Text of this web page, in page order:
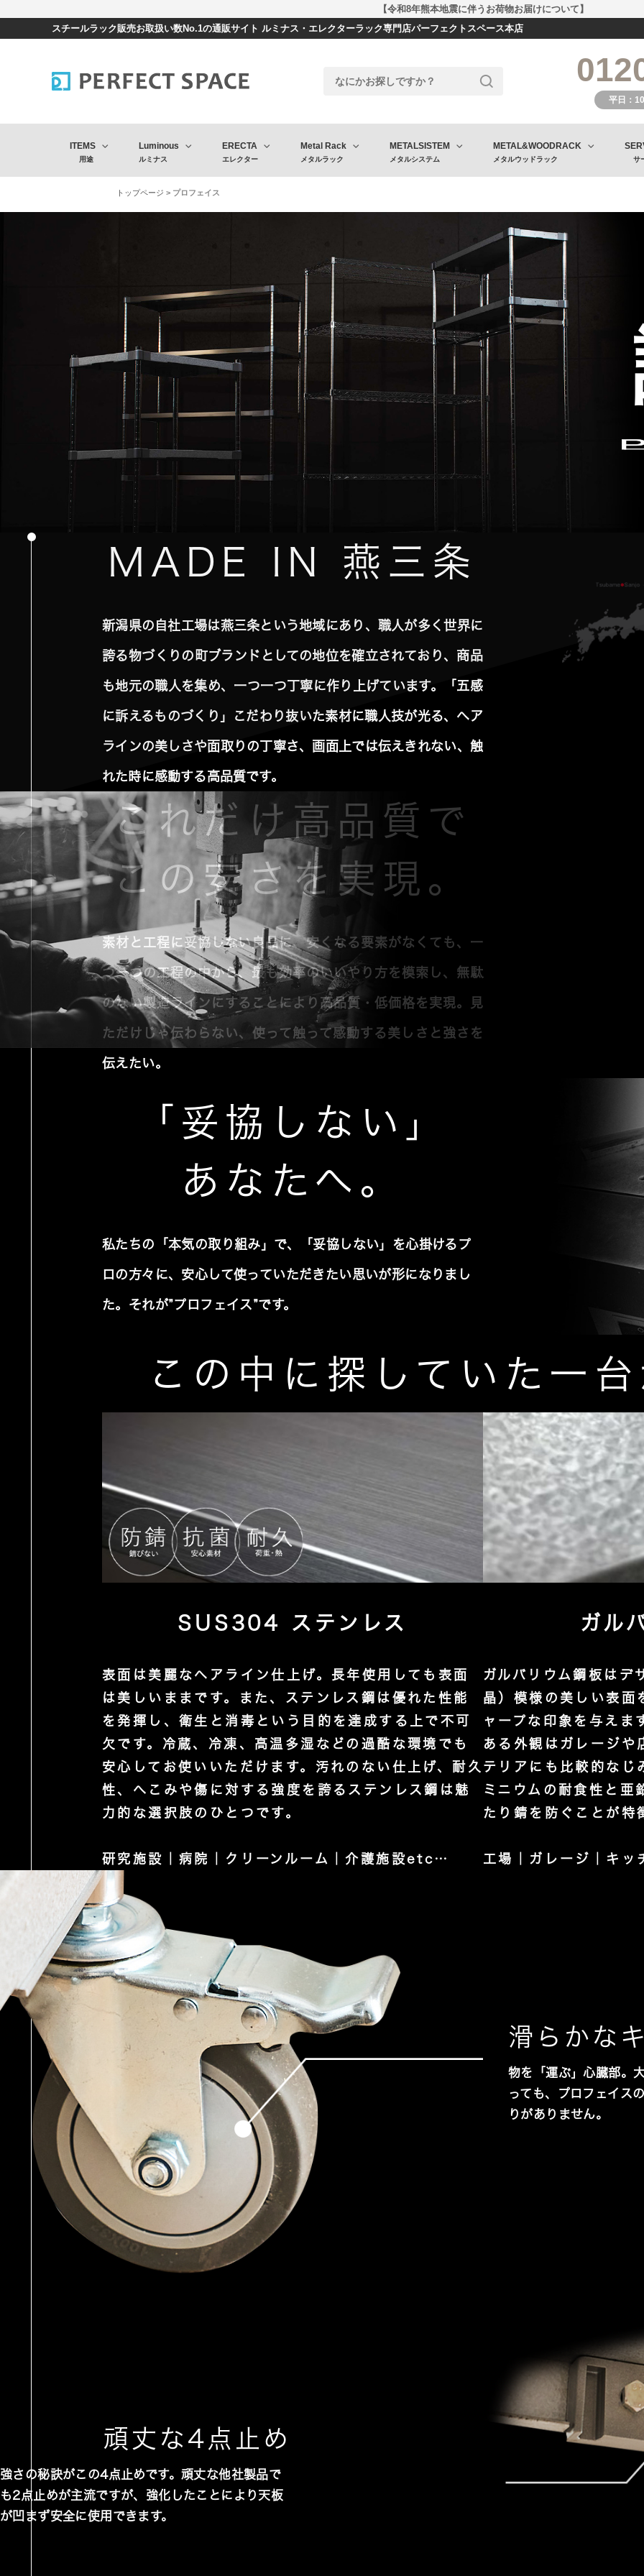
【令和8年熊本地震に伴うお荷物お届けについて】
スチールラック販売お取扱い数No.1の通販サイト ルミナス・エレクターラック専門店パーフェクトスペース本店
平日：
ITEMS
用途
Luminous
ルミナス
ERECTA
エレクター
Metal Rack
メタルラック
METALSISTEM
メタルシステム
METAL&WOODRACK
メタルウッドラック サ
トップページ > プロフェイス
MADE IN 燕三条
新潟県の自社工場は燕三条という地域にあり、職人が多く世界に
誇る物づくりの町ブランドとしての地位を確立されており、商品
も地元の職人を集め、一つ一つ丁寧に作り上げています。「五感
に訴えるものづくり」こだわり抜いた素材に職人技が光る、ヘア
ラインの美しさや面取りの丁寧さ、画面上では伝えきれない、触
れた時に感動する高品質です。
これだけ高品質で
この安さを実現。
素材と工程に妥協しない良品に、安くなる要素がなくても、一
つ一つの工程の中から、最も効率のいいやり方を模索し、無駄
のない製造ラインにすることにより高品質・低価格を実現。見
ただけじゃ伝わらない、使って触って感動する美しさと強さを
伝えたい。
「妥協しない」
あなたへ。
私たちの「本気の取り組み」で、「妥協しない」を心掛けるプ
ロの方々に、安心して使っていただきたい思いが形になりまし
た。それが”プロフェイス”です。
この中に探していた一
SUS304 ステンレス
表面は美麗なヘアライン仕上げ。長年使用しても表面
は美しいままです。また、ステンレス鋼は優れた性能
を発揮し、衛生と消毒という目的を達成する上で不可
欠です。冷蔵、冷凍、高温多湿などの過酷な環境でも
安心してお使いいただけます。汚れのない仕上げ、耐久
性、へこみや傷に対する強度を誇るステンレス鋼は魅
力的な選択肢のひとつです。
研究施設｜病院｜クリーンルーム｜介護施設etc…
ガル
ガルバリウム鋼板はデ
晶）模様の美しい表面
ャープな印象を与えま
ある外観はガレージや
テリアにも比較的なじ
ミニウムの耐食性と亜
たり錆を防ぐことが特
工場｜ガレージ｜キ
滑らかな
物を「運ぶ」心臓部。
っても、プロフェイス
りがありません。
頑丈な4点止め
強さの秘訣がこの4点止めです。頑丈な他社製品で
も2点止めが主流ですが、強化したことにより天板
が凹まず安全に使用できます。